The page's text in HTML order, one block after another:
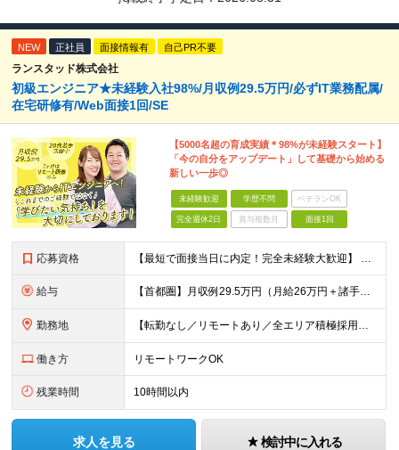
NEW 正社員 面接情報有 自己PR不要
ランスタッド株式会社
初級エンジニア★未経験入社98%/月収例29.5万円/必ずIT業務配属/
在宅研修有/Web面接1回/SE
【5000名超の育成実績＊98%が未経験スタート】
「今の自分をアップデート」して基礎から始める
新しい一歩◎
未経験歓迎 学歴不問 ベテランOK
完全週休2日 賞与複数月 面接1回
応募資格 【最短で面接当日に内定！完全未経験大歓迎】 ・業種／職種未経験歓迎 ・社会人デビュー、第二新卒、既卒者大歓迎 ・学歴不問（文系、理系不問） ・20代～30代、男女問わず活躍中 ・服装、髪色自由 ・明確
給与 【首都圏】月収例29.5万円（月給26万円＋諸手当） 【東海・関西】月収例28.5万円（月給25万円＋諸手当） 【九州】月収例26万円（月給23万円＋諸手当） ※経験・スキル・前職給与を踏まえ、総合
勤務地 【転勤なし／リモートあり／全エリア積極採用】 ・大手企業のプロジェクト中心 ・勤務エリアや配属先は希望を考慮 ・研修はリモートメインで実施 ・UIターン歓迎 ＜主なエリア＞ ■首都圏…東京・神奈川・
働き方 リモートワークOK
残業時間 10時間以内
求人を見る 検討中に入れる